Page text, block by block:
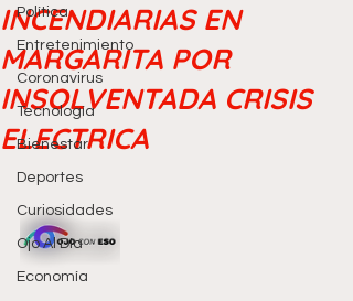
Política
Entretenimiento
Coronavirus
Tecnología
Bienestar
Deportes
Curiosidades
Ojo Al Día
Economía
INCENDIARIAS EN
MARGARITA POR
INSOLVENTADA CRISIS
ELECTRICA